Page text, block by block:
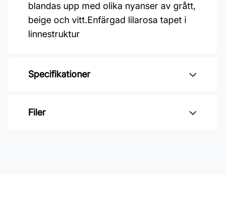
blandas upp med olika nyanser av grått,
beige och vitt.Enfärgad lilarosa tapet i
linnestruktur
Specifikationer
Varumärke: Midbec Tapeter
Filer